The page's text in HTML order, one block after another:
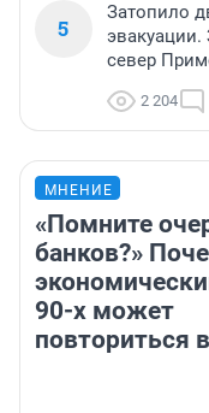
5
Затопило
север
2 204
МНЕНИЕ
«Помните
банков?»
90-х может
повториться